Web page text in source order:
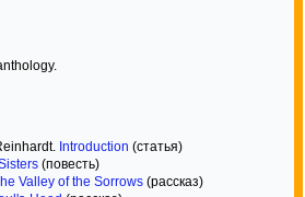
Introduction (статья)
(повесть)
Valley of the Sorrows (рассказ)